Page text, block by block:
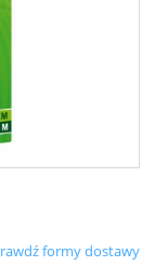
formy dostawy